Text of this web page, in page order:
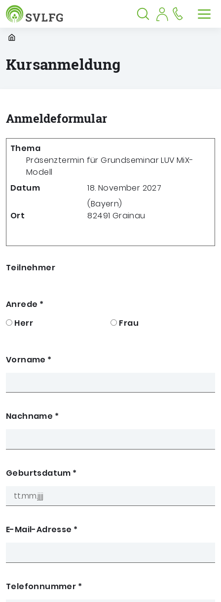
Inhalt
Suche
Springe zu: Hauptmenü
Sozialversicherung für
Suche öffnen
Suche schließen
Startpage
Kursanmeldung
Anmeldeformular
Thema
Präsenztermin für Grundseminar LUV MiX-
Modell
Datum
18. November 2027
Ort
(Bayern)
82491 Grainau
Teilnehmer
Anrede *
Herr
Frau
Vorname *
Nachname *
Geburtsdatum *
E-Mail-Adresse *
Telefonnummer *